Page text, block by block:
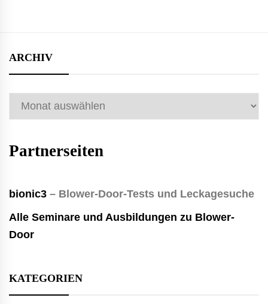
ARCHIV
Archiv
Partnerseiten
bionic3 – Blower-Door-Tests und Leckagesuche
Alle Seminare und Ausbildungen zu Blower-
Door
KATEGORIEN